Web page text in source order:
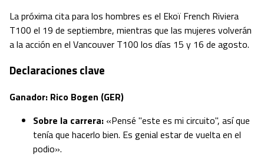
La próxima cita para los hombres es el Ekoï French Riviera
T100 el 19 de septiembre, mientras que las mujeres volverán
a la acción en el Vancouver T100 los días 15 y 16 de agosto.
Declaraciones clave
Ganador: Rico Bogen (GER)
Sobre la carrera: «Pensé "este es mi circuito", así que
tenía que hacerlo bien. Es genial estar de vuelta en el
podio».